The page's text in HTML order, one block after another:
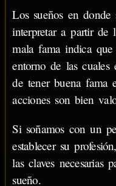
Los sueños en donde
interpretar a partir
mala fama indica que
entorno de las cuales
de tener buena fama
acciones son bien
Si soñamos con un
establecer su
las claves necesarias
sueño.